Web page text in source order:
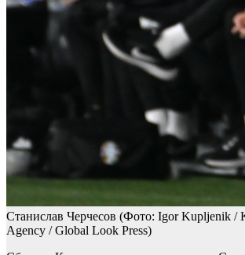
Станислав Черчесов (Фото: Igor Kupljenik /
Agency / Global Look Press)